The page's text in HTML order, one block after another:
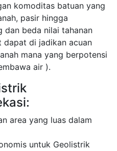
komoditas batuan yang
pasir hingga
dan beda nilai tahanan
dapat di jadikan acuan
mana yang berpotensi
air ).
area yang luas dalam
untuk Geolistrik